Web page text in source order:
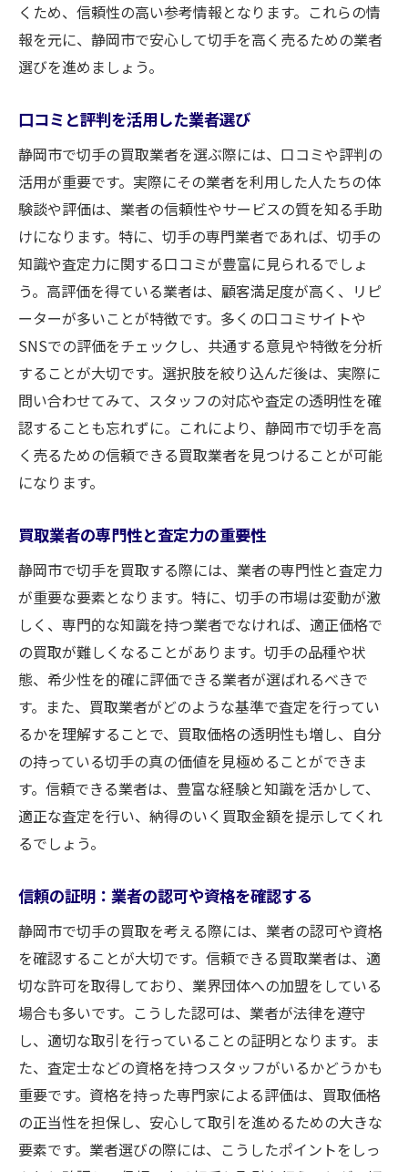
くため、信頼性の高い参考情報となります。これらの情
報を元に、静岡市で安心して切手を高く売るための業者
選びを進めましょう。
口コミと評判を活用した業者選び
静岡市で切手の買取業者を選ぶ際には、口コミや評判の
活用が重要です。実際にその業者を利用した人たちの体
験談や評価は、業者の信頼性やサービスの質を知る手助
けになります。特に、切手の専門業者であれば、切手の
知識や査定力に関する口コミが豊富に見られるでしょ
う。高評価を得ている業者は、顧客満足度が高く、リピ
ーターが多いことが特徴です。多くの口コミサイトや
SNSでの評価をチェックし、共通する意見や特徴を分析
することが大切です。選択肢を絞り込んだ後は、実際に
問い合わせてみて、スタッフの対応や査定の透明性を確
認することも忘れずに。これにより、静岡市で切手を高
く売るための信頼できる買取業者を見つけることが可能
になります。
買取業者の専門性と査定力の重要性
静岡市で切手を買取する際には、業者の専門性と査定力
が重要な要素となります。特に、切手の市場は変動が激
しく、専門的な知識を持つ業者でなければ、適正価格で
の買取が難しくなることがあります。切手の品種や状
態、希少性を的確に評価できる業者が選ばれるべきで
す。また、買取業者がどのような基準で査定を行ってい
るかを理解することで、買取価格の透明性も増し、自分
の持っている切手の真の価値を見極めることができま
す。信頼できる業者は、豊富な経験と知識を活かして、
適正な査定を行い、納得のいく買取金額を提示してくれ
るでしょう。
信頼の証明：業者の認可や資格を確認する
静岡市で切手の買取を考える際には、業者の認可や資格
を確認することが大切です。信頼できる買取業者は、適
切な許可を取得しており、業界団体への加盟をしている
場合も多いです。こうした認可は、業者が法律を遵守
し、適切な取引を行っていることの証明となります。ま
た、査定士などの資格を持つスタッフがいるかどうかも
重要です。資格を持った専門家による評価は、買取価格
の正当性を担保し、安心して取引を進めるための大きな
要素です。業者選びの際には、こうしたポイントをしっ